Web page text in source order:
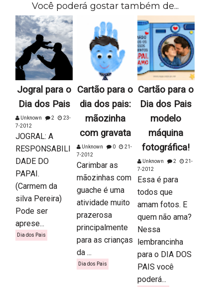
Você poderá gostar também de...
Jogral para o
Dia dos Pais
Unknown 2
23-
7-2012
JOGRAL: A
RESPONSABILI
DADE DO
PAPAI.
(Carmem da
silva Pereira)
Pode ser
aprese...
Dia dos Pais
Cartão para o
dia dos pais:
mãozinha
com gravata
Unknown 0
21-
7-2012
Carimbar as
mãozinhas com
guache é uma
atividade muito
prazerosa
principalmente
para as crianças
da ...
Dia dos Pais
Cartão para o
Dia dos Pais
modelo
máquina
fotográfica!
Unknown 2
21-
7-2012
Essa é para
todos que
amam fotos. E
quem não ama?
Nessa
lembrancinha
para o DIA DOS
PAIS você
poderá...